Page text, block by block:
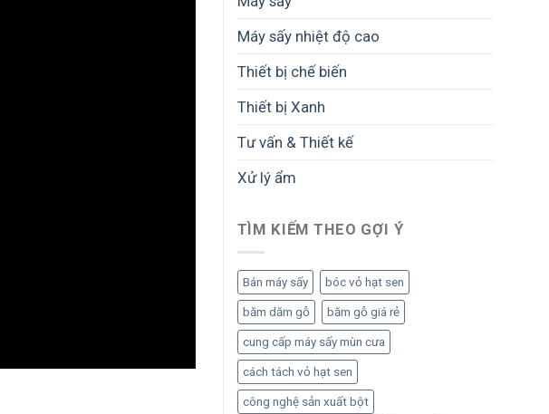
Máy sấy nhiệt độ cao
Thiết bị chế biến
Thiết bị Xanh
Tư vấn & Thiết kế
Xử lý ẩm
TÌM KIẾM THEO GỢI Ý
Bán máy sấy bóc vỏ hạt sen
băm dăm gỗ băm gỗ giá rẻ
cung cấp máy sấy mùn cưa
cách tách vỏ hạt sen
công nghệ sản xuất bột